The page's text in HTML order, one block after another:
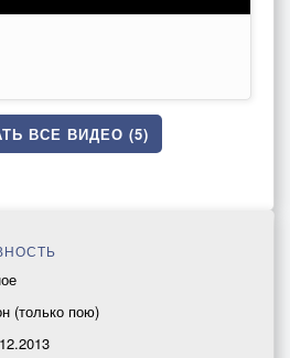
ВСЕ ВИДЕО (5)
(только пою)